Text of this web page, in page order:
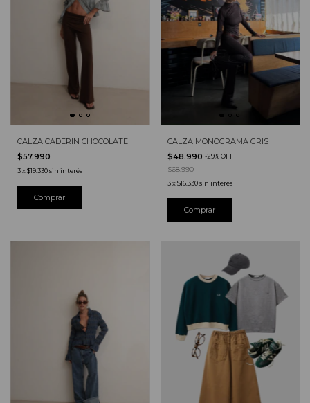
CALZA CADERIN CHOCOLATE
$57.990
3x$19.330sin interés
Comprar
CALZA MONOGRAMA GRIS
$48.990 -29%OFF
$68.990
3 x$16.330 sin interés